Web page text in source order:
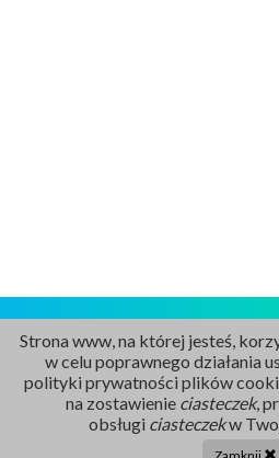
Rejestracja
Strona www, na której jesteś,
w celu poprawnego działania
polityki prywatności plików
na zostawienie ciasteczek,
obsługi ciasteczekw